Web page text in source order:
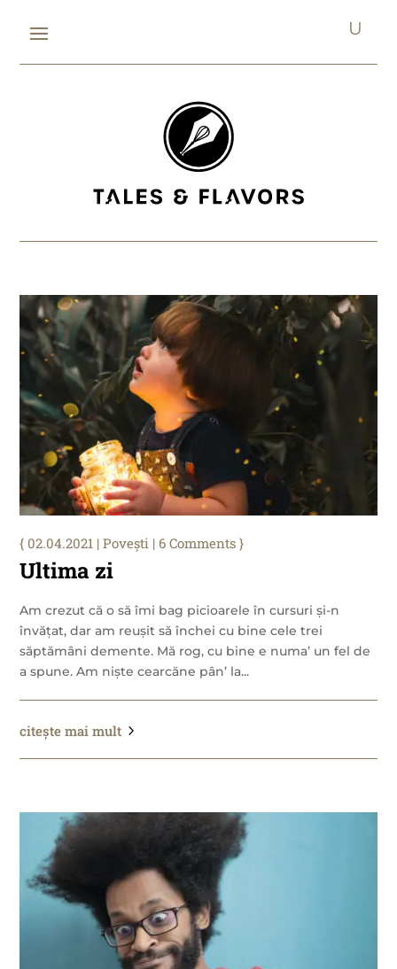
Ultima zi
02.04.2021 |Povești | 6 Comments
Am crezut că o să îmi bag picioarele în cursuri și-n
învățat, dar am reușit să închei cu bine cele trei
săptămâni demente. Mă rog, cu bine e numa’ un fel de
a spune. Am niște cearcăne pân’ la...
citește mai mult